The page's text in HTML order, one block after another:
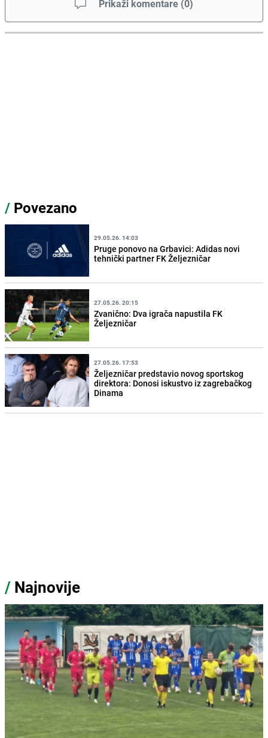
Prikaži komentare (0)
/ Povezano
29.05.26. 14:03
Pruge ponovo na Grbavici: Adidas novi
tehnički partner FK Željezničar
27.05.26. 20:15
Zvanično: Dva igrača napustila FK
Željezničar
27.05.26. 17:53
Željezničar predstavio novog sportskog
direktora: Donosi iskustvo iz zagrebačkog
Dinama
/ Najnovije